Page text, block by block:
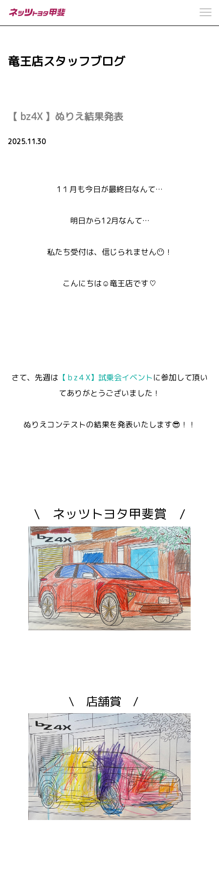
竜王店スタッフブログ
【 bz4X 】ぬりえ結果発表
2025.11.30
1１月も今日が最終日なんて…
明日から12月なんて…
私たち受付は、信じられません😶！
こんにちは☺竜王店です♡
さて、先週は 【ｂz４X】試乗会イベントに参加して頂い
てありがとうございました！
ぬりえコンテストの結果を発表いたします😎！！
\ ネッツトヨタ甲斐賞 /
\ 店舗賞 /